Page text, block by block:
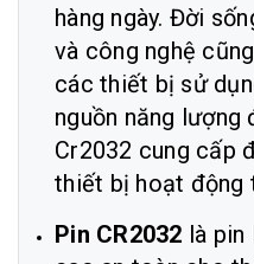
hàng ngày. Đời
và công nghệ
các thiết bị sử
nguồn năng lượng
Cr2032 cung cấp
thiết bị hoạt động
Pin CR2032 là